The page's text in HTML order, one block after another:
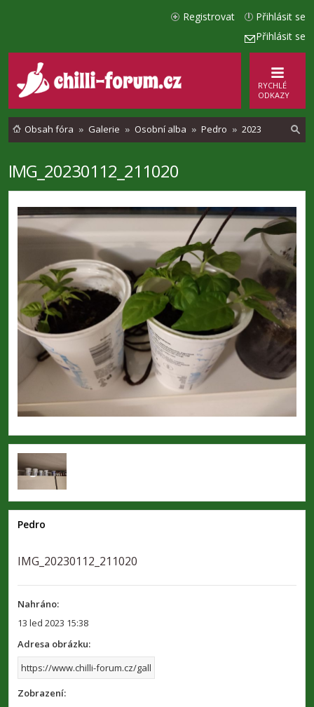
Přihlásit se
Přihlásit se
Registrovat
RYCHLÉ
ODKAZY
Obsah fóra Galerie Osobní alba Pedro 2023
e
IMG_20230112_211020
Pedro
IMG_20230112_211020
Nahráno:
13 led 2023 15:38
Adresa obrázku:
Zobrazení: